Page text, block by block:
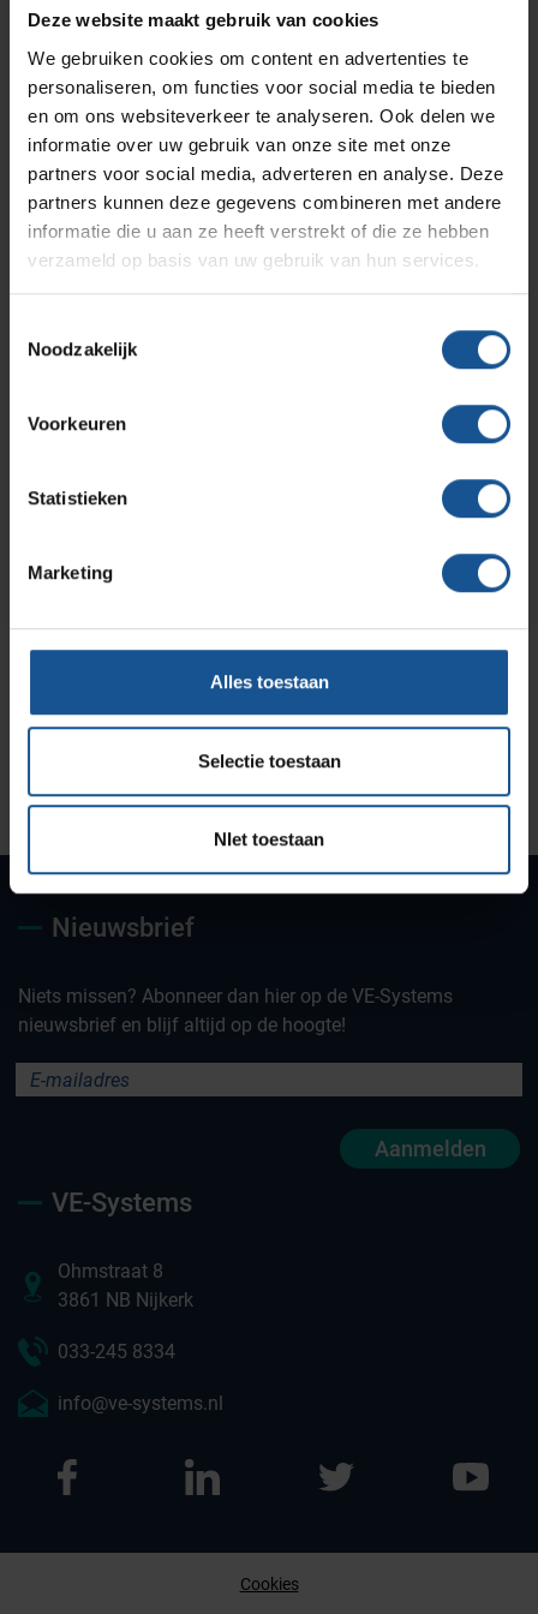
Deze website maakt gebruik van cookies
We gebruiken cookies om content en advertenties te
personaliseren, om functies voor social media te bieden
en om ons websiteverkeer te analyseren. Ook delen we
informatie over uw gebruik van onze site met onze
partners voor social media, adverteren en analyse. Deze
partners kunnen deze gegevens combineren met andere
informatie die u aan ze heeft verstrekt of die ze hebben
verzameld op basis van uw gebruik van hun services.
Noodzakelijk
Voorkeuren
Statistieken
Marketing
Alles toestaan
Selectie toestaan
NIet toestaan
Verzenden
Contact informatie
VE-Systems
3861 NB Nijkerk
deskundig advies
ervaring
Nieuwsbrief
Niets missen? Abonneer dan hier op de VE-Systems
nieuwsbrief en blijf altijd op de hoogte!
Aanmelden
VE-Systems
Ohmstraat 8
3861 NB Nijkerk
033-245 8334
info@ve-systems.nl
Cookies
Branches
Solutions
RVS Werkplekinrichting
Productlijnen
Medische afvalverpakkingen
Infectiepreventie en hygiëne
Assortiment
Onze merken
Hammerlit
Septodry
Metro
Zarges
Contact
Ons team
Klantcases
Vacatures